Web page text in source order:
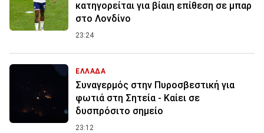
κατηγορείται για βίαιη επίθεση σε μπαρ
στο Λονδίνο
23:24
ΕΛΛΑΔΑ
Συναγερμός στην Πυροσβεστική για
φωτιά στη Σητεία - Καίει σε
δυσπρόσιτο σημείο
23:12